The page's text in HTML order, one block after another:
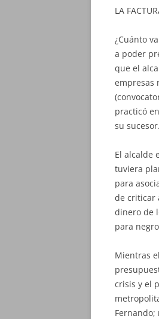
LA
¿Cuánto
a poder
que el
empresas
practicó
su sucesor.
El alcalde
tuviera
para
de criticar
dinero de
para
Mientras
crisis y el